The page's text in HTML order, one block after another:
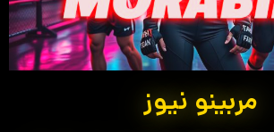
مربینو نیوز